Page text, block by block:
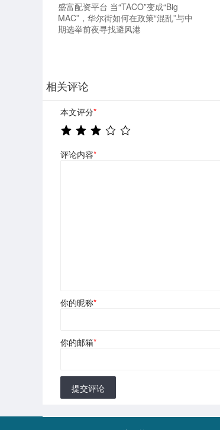
盛富配资平台 当“TACO”变成“Big
MAC”，华尔街如何在政策“混乱”与中
期选举前夜寻找避风港
相关评论
本文评分*
评论内容*
你的昵称*
你的邮箱*
提交评论